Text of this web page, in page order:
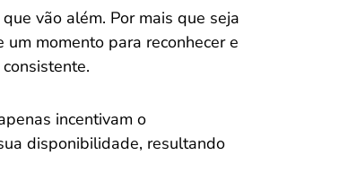
vão além. Por mais que seja
momento para reconhecer e
incentivam o
disponibilidade, resultando